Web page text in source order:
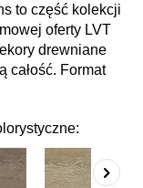
to część kolekcji
oferty LVT
drewniane
całość. Format